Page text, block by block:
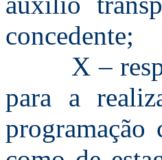
concedente;
X –
para a
programação